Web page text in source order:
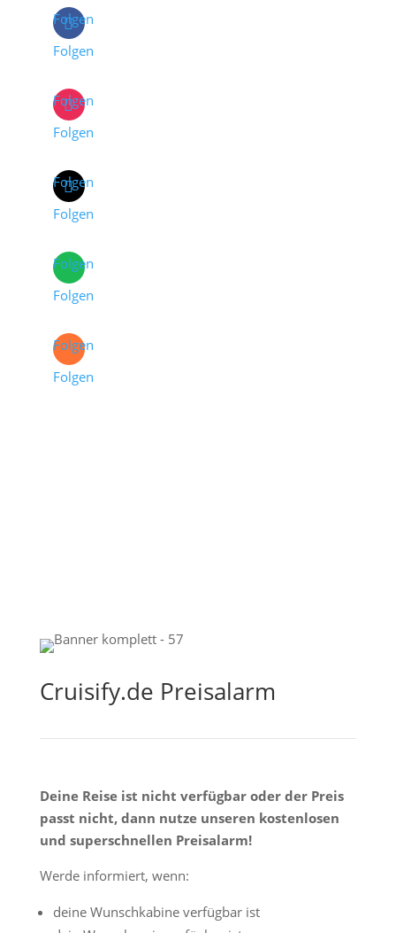
Folgen
Folgen
Folgen
Folgen
Folgen
Folgen
Folgen
Folgen
Folgen
Folgen
Cruisify.de Preisalarm
Deine Reise ist nicht verfügbar oder der Preis
passt nicht, dann nutze unseren kostenlosen
und superschnellen Preisalarm!
Werde informiert, wenn:
deine Wunschkabine verfügbar ist